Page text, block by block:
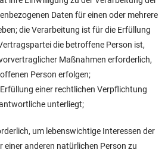
Daten für einen oder mehrere
die Verarbeitung ist für die Erfüllung
die betroffene Person ist,
Maßnahmen erforderlich,
Person erfolgen;
einer rechtlichen Verpflichtung
unterliegt;
um lebenswichtige Interessen der
einer anderen natürlichen Person zu